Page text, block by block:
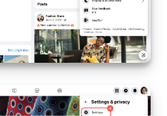
GRATUIT